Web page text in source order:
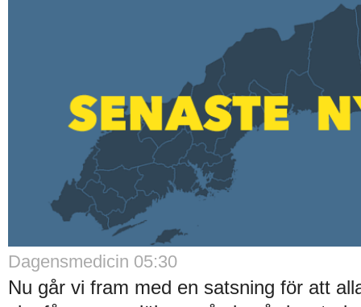
Dagensmedicin 05:30
Nu går vi fram med en satsning för att